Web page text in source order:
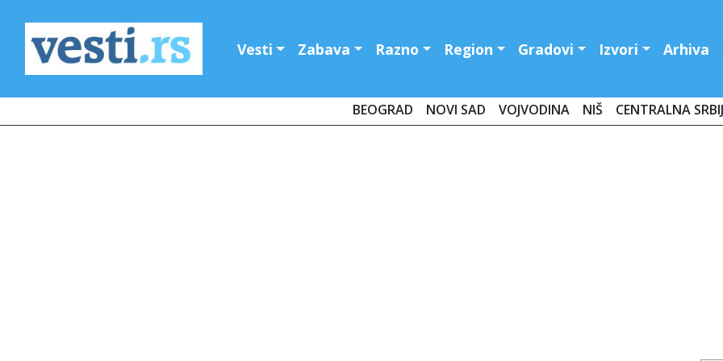
Vesti Zabava Razno Region Gradovi Izvori Arhiva
BEOGRAD NOVI SAD VOJVODINA NIŠ CENTRALNA